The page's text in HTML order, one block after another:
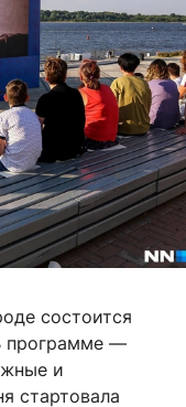
состоится
программе —
и
стартовала